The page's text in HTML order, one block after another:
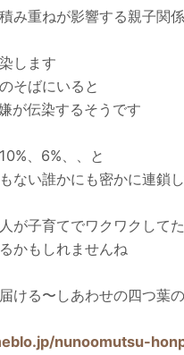
み重ねが影響する親子関
します
そばにいると
が伝染するそうです
、6%、、と
ない誰かにも密かに連鎖
が子育てでワクワクして
かもしれませんね
届ける〜しあわせの四つ葉
nunoomutsu-